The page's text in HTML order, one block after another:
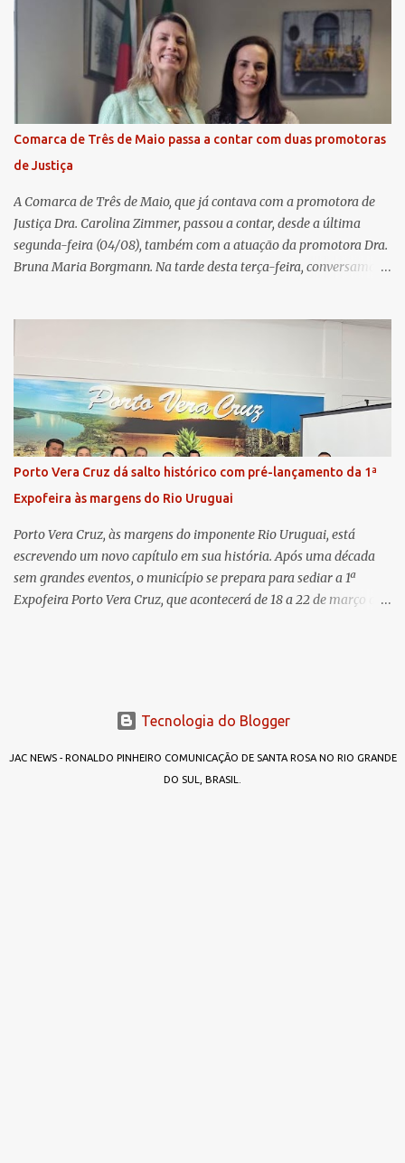
transmissão simultânea para os coordenadores capixabas, que
estavam reunidos em Cachoeiro de Itapemirim / ES. Durante a
Assembleia Geral Extraordinária, foram debatidas e aprovadas
pautas estratégicas, como a atualização da Política de
Remuneração dos Administradores Estatutários e do regulamento
do Fundo Social, reforçando o compromisso da cooperativa com a
transparência e a governança. No Encontro de Coordenadores de
Núcleo, o presidente da Sicredi União RS/ES, Sidnei Strejevitch, fez
um balanço das principais real...
Comarca de Três de Maio passa a contar com duas promotoras
de Justiça
A Comarca de Três de Maio, que já contava com a promotora de
Justiça Dra. Carolina Zimmer, passou a contar, desde a última
segunda-feira (04/08), também com a atuação da promotora Dra.
Bruna Maria Borgmann. Na tarde desta terça-feira, conversamos
pelo Ministério Público e destacou a importância da instituição
para a comunidade, bem como a relevância da chegada da nova
colega, que contribuirá no andamento dos processos. A Dra. Bruna,
por sua vez, se apresentou à comunidade. Ela atuou por 12 anos na
Comarca de Horizontina e foi promovida para Três de Maio, onde
já esteve em outras ocasiões substituindo a Dra. Carolina durante
períodos de férias. A nova promotora ressaltou o volume de
processos da comarca e a importância do trabalho conjunto,
permitindo a divisão de atividades e maior agilidade no
atendimento às demandas. A Comarca de Três de Maio abrang...
Porto Vera Cruz dá salto histórico com pré-lançamento da 1ª
Expofeira às margens do Rio Uruguai
Porto Vera Cruz, às margens do imponente Rio Uruguai, está
escrevendo um novo capítulo em sua história. Após uma década
sem grandes eventos, o município se prepara para sediar a 1ª
Expofeira Porto Vera Cruz, que acontecerá de 18 a 22 de março de
talentos da região. Mais do que um evento, a Expofeira surge como
um divisor de águas após dez anos sem feiras ou grandes
encontros capazes de projetar o nome do município em nível
estadual. Mas afinal, por que “Expofeira Porto Vera Cruz”? A
Tecnologia do Blogger
JAC NEWS - RONALDO PINHEIRO COMUNICAÇÃO DE SANTA ROSA NO RIO GRANDE
DO SUL, BRASIL.